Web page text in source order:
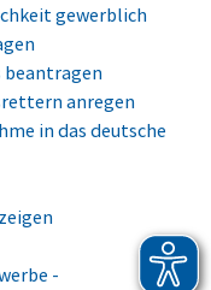
gewerblich
anregen
in das deutsche
-